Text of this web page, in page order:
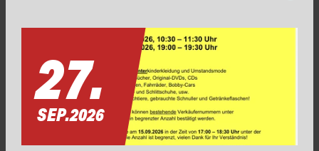
27.
SEP.2026